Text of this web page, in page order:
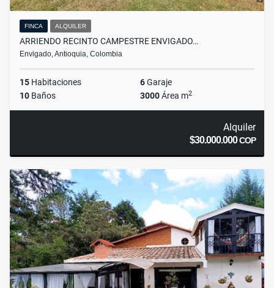
FINCA ALQUILER
ARRIENDO RECINTO CAMPESTRE ENVIGADO…
Envigado, Antioquia, Colombia
15 Habitaciones 6Garaje
10 Baños 3000Área m2
Alquiler
$30.000.000COP